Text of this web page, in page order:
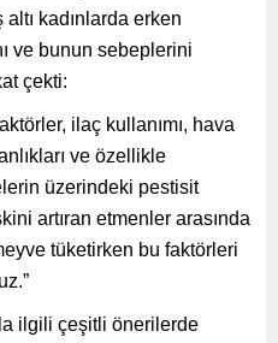
kadınlarda erken
ve bunun sebeplerini
çekti:
ilaç kullanımı, hava
ve özellikle
üzerindeki pestisit
artıran etmenler arasında
tüketirken bu faktörleri
ilgili çeşitli önerilerde